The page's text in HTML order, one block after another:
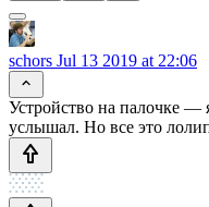
schors Jul 13 2019 at 22:06
Устройство на палочке —
услышал. Но все это